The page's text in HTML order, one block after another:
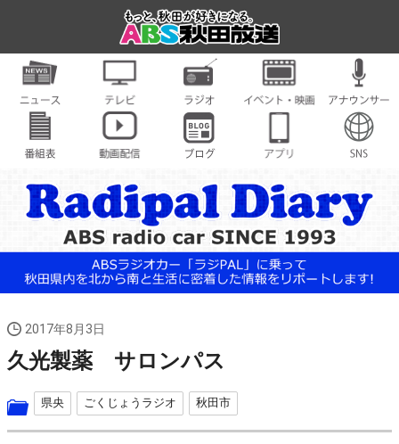
2017年8月3日
久光製薬 サロンパス
県央 ごくじょうラジオ 秋田市